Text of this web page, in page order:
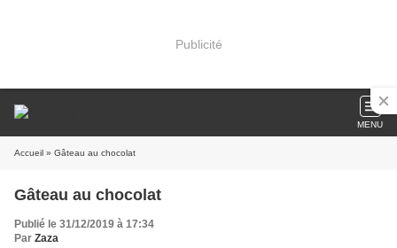
Publicité
MENU
Accueil » Gâteau au chocolat
Gâteau au chocolat
Publié le 31/12/2019 à 17:34
Par Zaza